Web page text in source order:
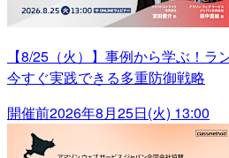
【8/25（火）】事例から学ぶ！ラ
今すぐ実践できる多重防御戦略
開催前2026年8月25日(火) 13:00